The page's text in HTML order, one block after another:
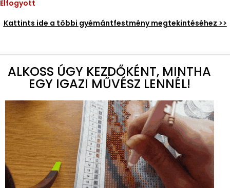
Elfogyott
Kattints ide a többi gyémántfestmény megtekintéséhez >>
ALKOSS ÚGY KEZDŐKÉNT, MINTHA
EGY IGAZI MŰVÉSZ LENNÉL!